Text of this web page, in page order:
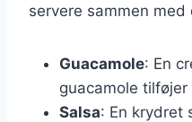
servere sammen med
Guacamole: En
guacamole
Salsa: En krydret